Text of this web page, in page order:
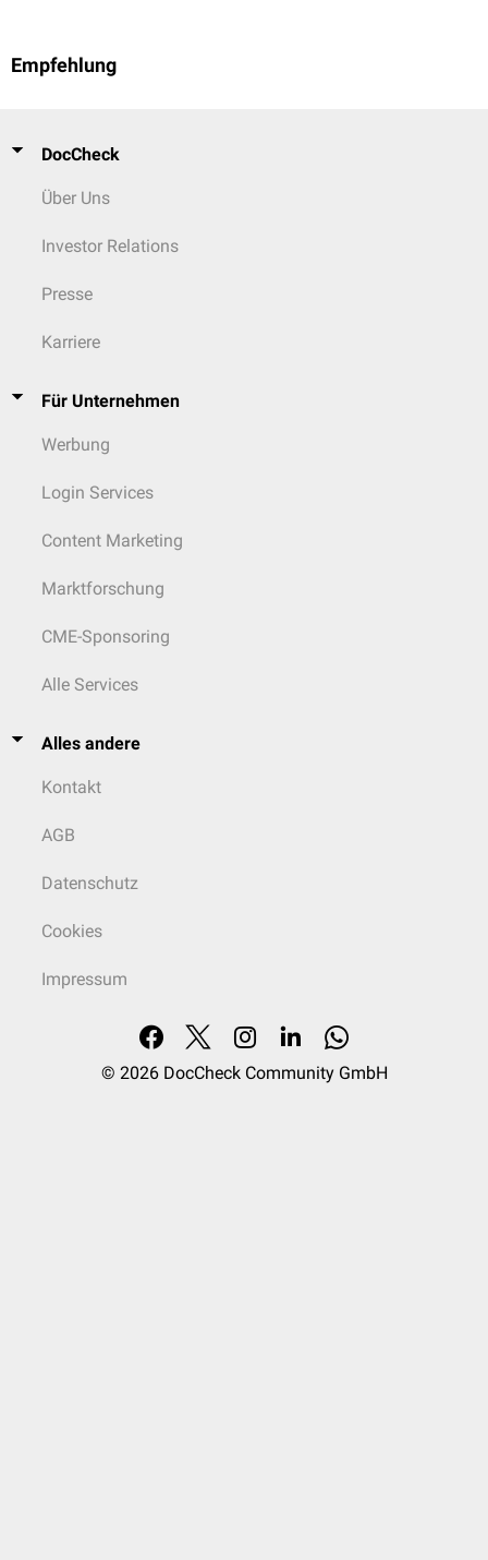
Empfehlung
DocCheck
Über Uns
Investor Relations
Presse
Karriere
Für Unternehmen
Werbung
Login Services
Content Marketing
Marktforschung
CME-Sponsoring
Alle Services
Alles andere
Kontakt
AGB
Datenschutz
Cookies
Impressum
© 2026 DocCheck Community GmbH